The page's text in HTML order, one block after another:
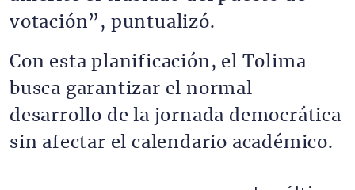
votación”, puntualizó.
Con esta planificación, el Tolima
busca garantizar el normal
desarrollo de la jornada democrática
sin afectar el calendario académico.